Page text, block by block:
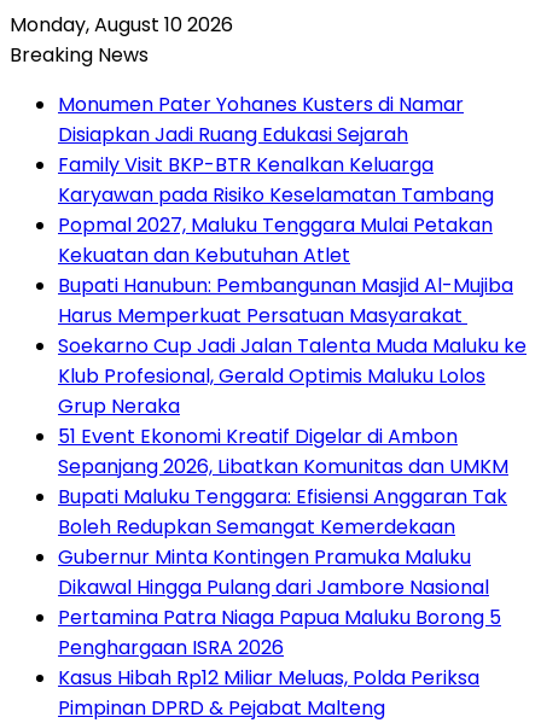
Monday, August 10 2026
Breaking News
Monumen Pater Yohanes Kusters di Namar
Disiapkan Jadi Ruang Edukasi Sejarah
Family Visit BKP-BTR Kenalkan Keluarga
Karyawan pada Risiko Keselamatan Tambang
Popmal 2027, Maluku Tenggara Mulai Petakan
Kekuatan dan Kebutuhan Atlet
Bupati Hanubun: Pembangunan Masjid Al-Mujiba
Harus Memperkuat Persatuan Masyarakat
Soekarno Cup Jadi Jalan Talenta Muda Maluku ke
Klub Profesional, Gerald Optimis Maluku Lolos
Grup Neraka
51 Event Ekonomi Kreatif Digelar di Ambon
Sepanjang 2026, Libatkan Komunitas dan UMKM
Bupati Maluku Tenggara: Efisiensi Anggaran Tak
Boleh Redupkan Semangat Kemerdekaan
Gubernur Minta Kontingen Pramuka Maluku
Dikawal Hingga Pulang dari Jambore Nasional
Pertamina Patra Niaga Papua Maluku Borong 5
Penghargaan ISRA 2026
Kasus Hibah Rp12 Miliar Meluas, Polda Periksa
Pimpinan DPRD & Pejabat Malteng